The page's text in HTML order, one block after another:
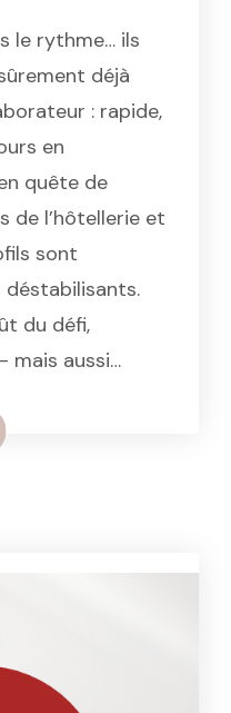
le rythme… ils
déjà
: rapide,
en
quête de
de l’hôtellerie et
sont
déstabilisants.
du défi,
mais aussi…
profil DISC rouge :